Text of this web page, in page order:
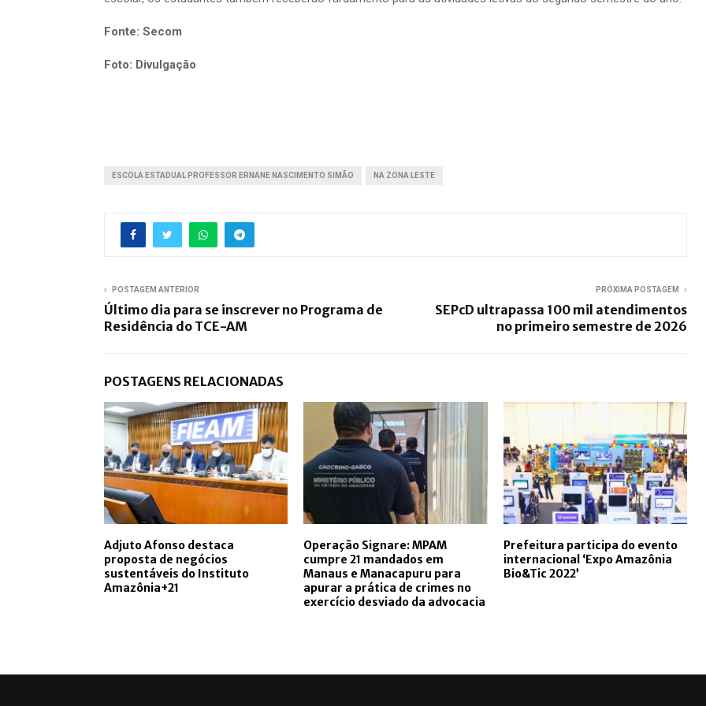
Fonte: Secom
Foto: Divulgação
ESCOLA ESTADUAL PROFESSOR ERNANE NASCIMENTO SIMÃO NA ZONA LESTE
POSTAGEM ANTERIOR
Último dia para se inscrever no Programa de
Residência do TCE-AM
PRÓXIMA POSTAGEM
SEPcD ultrapassa 100 mil atendimentos
no primeiro semestre de 2026
POSTAGENS RELACIONADAS
Adjuto Afonso destaca
proposta de negócios
sustentáveis do Instituto
Amazônia+21
Operação Signare: MPAM
cumpre 21 mandados em
Manaus e Manacapuru para
apurar a prática de crimes no
exercício desviado da advocacia
Prefeitura participa do evento
internacional ‘Expo Amazônia
Bio&Tic 2022’